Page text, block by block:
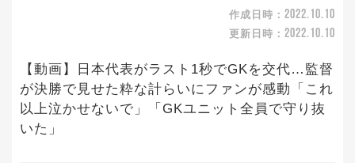
作成日時： 2022.10.10
更新日時： 2022.10.10
【動画】日本代表がラスト1秒でGKを交代…監督
が決勝で見せた粋な計らいにファンが感動「これ
以上泣かせないで」「GKユニット全員で守り抜
いた」